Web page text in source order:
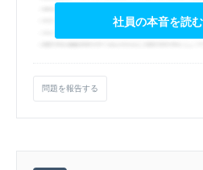
社員の本音を読む
問題を報告する